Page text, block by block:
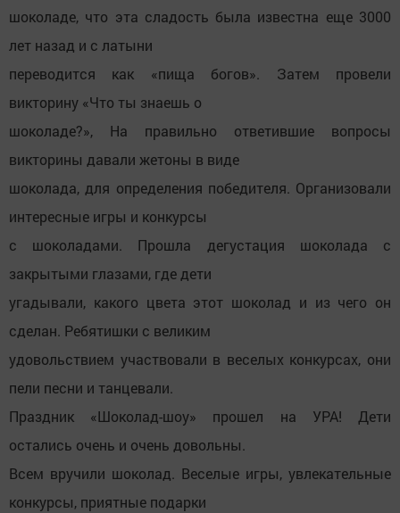
шоколаде, что эта сладость была известна еще 3000
лет назад и с латыни
переводится как «пища богов». Затем провели
викторину «Что ты знаешь о
шоколаде?», На правильно ответившие вопросы
викторины давали жетоны в виде
шоколада, для определения победителя. Организовали
интересные игры и конкурсы
с шоколадами. Прошла дегустация шоколада с
закрытыми глазами, где дети
угадывали, какого цвета этот шоколад и из чего он
сделан. Ребятишки с великим
удовольствием участвовали в веселых конкурсах, они
пели песни и танцевали.
Праздник «Шоколад-шоу» прошел на УРА! Дети
остались очень и очень довольны.
Всем вручили шоколад. Веселые игры, увлекательные
конкурсы, приятные подарки